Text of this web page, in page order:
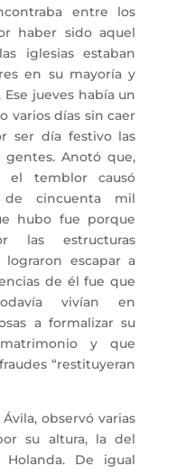
entre los
haber sido aquel
iglesias estaban
en su mayoría y
Ese jueves había un
varios días sin caer
ser día festivo las
gentes. Anotó que,
el temblor causó
cincuenta mil
hubo fue porque
las estructuras
escapar a
de él fue que
vivían en
a formalizar su
y que
“restituyeran
observó varias
su altura, la del
Holanda. De igual